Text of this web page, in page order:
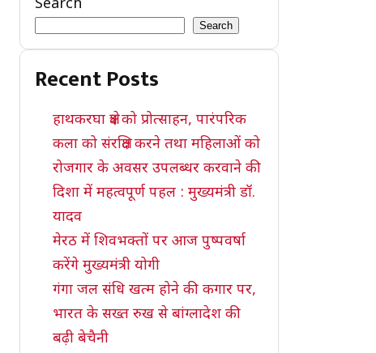
Search
Search
Recent Posts
हाथकरघा क्षेत्र को प्रोत्साहन, पारंपरिक
कला को संरक्षित करने तथा महिलाओं को
रोजगार के अवसर उपलब्धर करवाने की
दिशा में महत्वपूर्ण पहल : मुख्यमंत्री डॉ.
यादव
मेरठ में शिवभक्तों पर आज पुष्पवर्षा
करेंगे मुख्यमंत्री योगी
गंगा जल संधि खत्म होने की कगार पर,
भारत के सख्त रुख से बांग्लादेश की
बढ़ी बेचैनी